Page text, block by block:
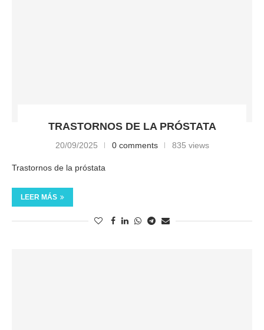
TRASTORNOS DE LA PRÓSTATA
20/09/2025 0 comments 835 views
Trastornos de la próstata
LEER MÁS